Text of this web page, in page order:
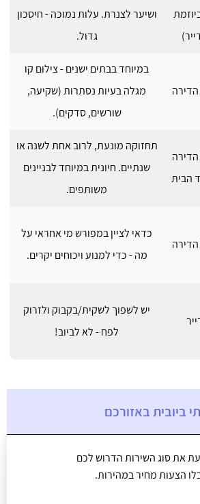
ושיער לצנרת. עלות נמוכה - חיסכון
גדול.
במיוחד בבתים ישנים - צילום קו
מגלה בעיות נסתרות (שקיעה,
שורשים, סדקים).
הבית
תחזוקה מונעת, לרוב אחת לשנה או
שנתיים. חיונית במיוחד לבניינים
משותפים.
כדאי לציין במפורש מי אחראי על
מה - כדי למנוע ויכוחים יקרים.
יש לשפוך לשקית/בקבוק ולזרוק
לפח - לא לביוב!
ביובית באזורכם
את סוג השירות הדרוש לכם
הצעות מחיר במהירות.